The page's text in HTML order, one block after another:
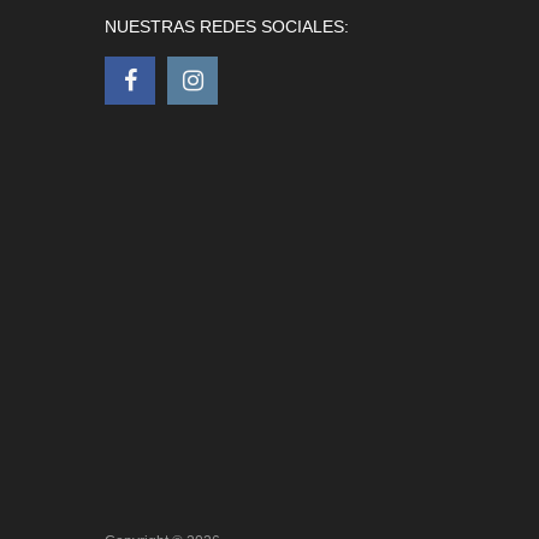
NUESTRAS REDES SOCIALES: